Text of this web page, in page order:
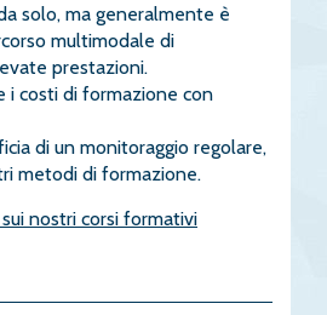
solo, ma generalmente è
multimodale di
prestazioni.
i costi di formazione con
di un monitoraggio regolare,
metodi di formazione.
nostri corsi formativi